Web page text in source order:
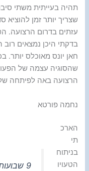
תהיה בעייתית משתי
שצריך יותר זמן להוציא
עזתים בדרום הרצועה.
בדקתי היכן נמצאים
חאן יונס מאוכלס יותר.
שהסוגיה עצמה של
הרצועה באה לפיתחה
נחמה פורטא
9 שבועות למלחמה
הארכ
תי
בניתוח
הטעויו